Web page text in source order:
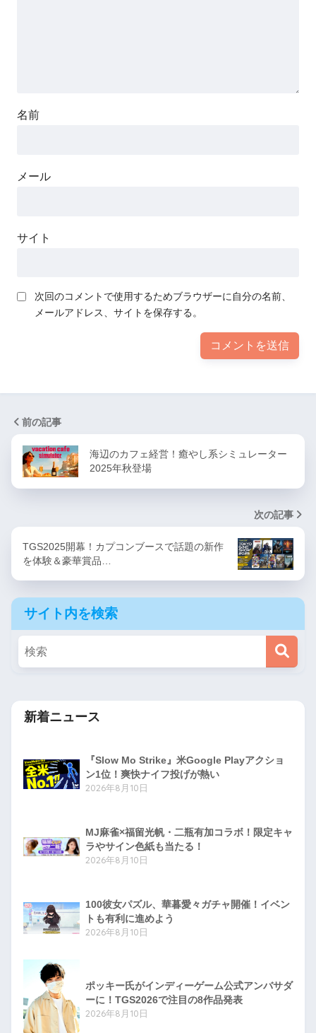
名前
メール
サイト
次回のコメントで使用するためブラウザーに自分の名前、
メールアドレス、サイトを保存する。
前の記事
海辺のカフェ経営！癒やし系シミュレーター
2025年秋登場
次の記事
TGS2025開幕！カプコンブースで話題の新作
を体験＆豪華賞品…
サイト内を検索
新着ニュース
『Slow Mo Strike』米Google Playアクショ
ン1位！爽快ナイフ投げが熱い
2026年8月10日
MJ麻雀×福留光帆・二瓶有加コラボ！限定キャ
ラやサイン色紙も当たる！
2026年8月10日
100彼女パズル、華暮愛々ガチャ開催！イベン
トも有利に進めよう
2026年8月10日
ポッキー氏がインディーゲーム公式アンバサダ
ーに！TGS2026で注目の8作品発表
2026年8月10日